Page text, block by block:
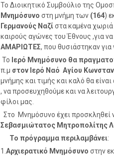
Το Διοικητικό Συμβούλιο της
Μνημόσυνο στη μνήμη των (164)
Γερμανούς Ναζίστα καμένα
καιρούς αγώνες του Έθνους ,για
ΑΜΑΡΙΩΤΕΣ, που θυσιάστηκαν για
Το Ιερό Μνημόσυνο θα
π.μ στον Ιερό Ναό Αγίου
μνήμης και τιμής και καλό θα
, να προσευχηθούμε και να
φίλοι μας.
Στο Μνημόσυνο έχει προσκληθεί
Σεβασμιώτατος Μητροπολίτης
Το πρόγραμμα περιλαμβάνει:
1. Αρχιερατικό Μνημόσυνο στην